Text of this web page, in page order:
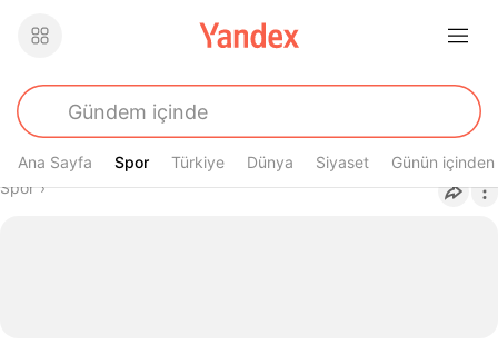
Ana Sayfa Spor
Spor Türkiye Dünya Siyaset Günün içinden
Buradasın
Spor›